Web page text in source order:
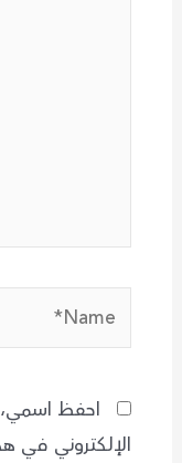
احفظ اسمي،
الإلكتروني في